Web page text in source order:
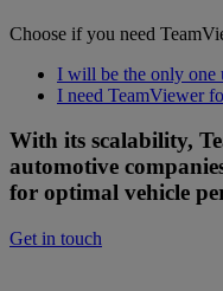
Choose if you need
I will be the only one
I need TeamViewer
With its scalability,
automotive
for optimal vehicle
Get in touch